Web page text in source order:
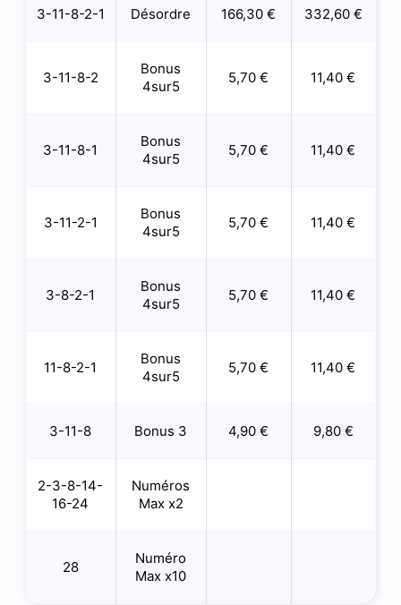
3-11-8-2-1 Désordre 166,30 € 332,60 €
3-11-8-2
Bonus
4sur5
5,70 € 11,40 €
3-11-8-1
Bonus
4sur5
5,70 € 11,40 €
3-11-2-1
Bonus
4sur5
5,70 € 11,40 €
3-8-2-1
Bonus
4sur5
5,70 € 11,40 €
11-8-2-1
Bonus
4sur5
5,70 € 11,40 €
3-11-8 Bonus 3 4,90 € 9,80 €
2-3-8-14-
16-24
Numéros
Max x2
28
Numéro
Max x10